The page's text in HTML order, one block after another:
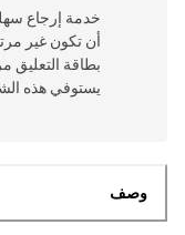
أن تكون غير
بطاقة التعليق
يستوفي هذه
وصف